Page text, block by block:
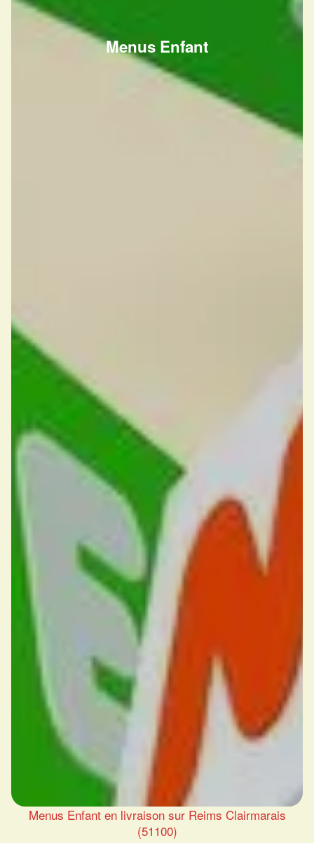
Menus Enfant
Menus Enfant en livraison sur Reims Clairmarais
(51100)